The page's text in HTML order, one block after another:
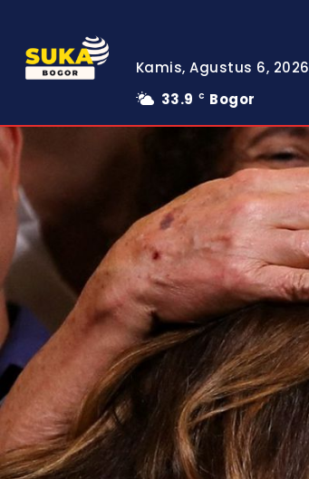
Kamis, Agustus 6, 2026
33.9
C Bogor